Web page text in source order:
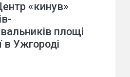
«кинув»
площі
в Ужгороді